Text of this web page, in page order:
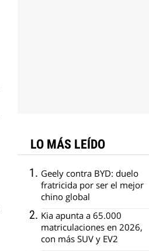
LO MÁS LEÍDO
Geely contra BYD: duelo
fratricida por ser el mejor
chino global
Kia apunta a 65.000
matriculaciones en 2026,
con más SUV y EV2